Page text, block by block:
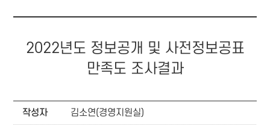
2022년도 정보공개 및 사전정보공표
만족도 조사결과
작성자 김소연(경영지원실)